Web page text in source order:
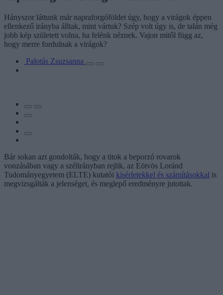
Hányszor láttunk már napraforgóföldet úgy, hogy a virágok éppen
ellenkező irányba álltak, mint vártuk? Szép volt úgy is, de talán még
jobb kép született volna, ha felénk néznek. Vajon mitől függ az,
hogy merre fordulnak a virágok?
Palotás Zsuzsanna
Bár sokan azt gondolták, hogy a titok a beporzó rovarok
vonzásában vagy a szélirányban rejlik, az Eötvös Loránd
Tudományegyetem (ELTE) kutatói kísérletekkel és számításokkal is
megvizsgálták a jelenséget, és meglepő eredményre jutottak.